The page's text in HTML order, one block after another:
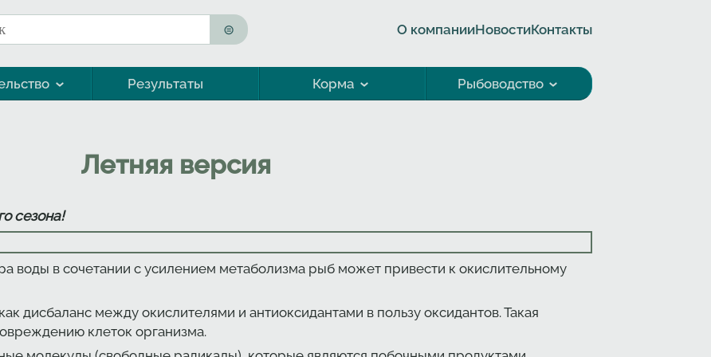
поиска О компанииНовостиКонтакты
Результаты Корма Рыбоводство
Летняя версия
сезона!
воды в сочетании с усилением метаболизма рыб может привести к окислительному
дисбаланс между окислителями и антиоксидантами в пользу оксидантов. Такая
клеток организма.